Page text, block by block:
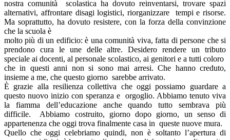
nostra comunità scolastica ha dovuto reinventarsi, trovare spazi
alternativi, affrontare disagi logistici, riorganizzare tempi e risorse.
Ma soprattutto, ha dovuto resistere, con la forza della convinzione
che la scuola è
molto più di un edificio: è una comunità viva, fatta di persone che si
prendono cura le une delle altre. Desidero rendere un tributo
speciale ai docenti, al personale scolastico, ai genitori e a tutti coloro
che in questi anni non si sono mai arresi. Che hanno creduto,
insieme a me, che questo giorno sarebbe arrivato.
È grazie alla resilienza collettiva che oggi possiamo guardare a
questo nuovo inizio con speranza e orgoglio. Abbiamo tenuto viva
la fiamma dell’educazione anche quando tutto sembrava più
difficile. Abbiamo costruito, giorno dopo giorno, un senso di
appartenenza che oggi trova finalmente casa in queste nuove mura.
Quello che oggi celebriamo quindi, non è soltanto l’apertura di